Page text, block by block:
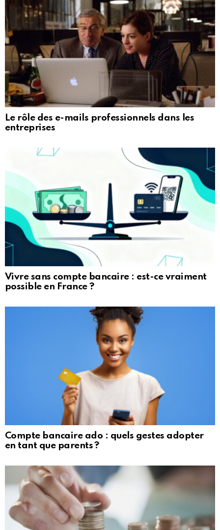
Le rôle des e-mails professionnels dans les
entreprises
Vivre sans compte bancaire : est-ce vraiment
possible en France ?
Compte bancaire ado : quels gestes adopter
en tant que parents ?